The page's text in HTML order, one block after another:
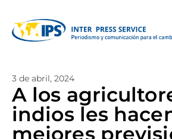
3 de abril, 2024
A los
indios les
mejores